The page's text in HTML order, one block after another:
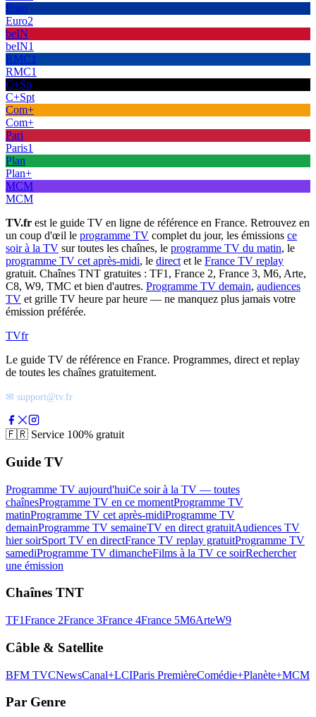
Euro
Euro2
beIN
beIN1
RMC1
RMC1
C+Sp
C+Spt
Com+
Com+
Pari
Paris1
Plan
Plan+
MCM
MCM
TV.fr est le guide TV en ligne de référence en France. Retrouvez en
un coup d'œil le programme TV complet du jour, les émissions ce
soir à la TV sur toutes les chaînes, le programme TV du matin, le
programme TV cet après-midi, le direct et le France TV replay
gratuit. Chaînes TNT gratuites : TF1, France 2, France 3, M6, Arte,
C8, W9, TMC et bien d'autres. Programme TV demain, audiences
TV et grille TV heure par heure — ne manquez plus jamais votre
émission préférée.
TVfr
Le guide TV de référence en France. Programmes, direct et replay
de toutes les chaînes gratuitement.
✉ support@tv.fr
🇫🇷 Service 100% gratuit
Guide TV
Programme TV aujourd'huiCe soir à la TV — toutes
chaînesProgramme TV en ce momentProgramme TV
matinProgramme TV cet après-midiProgramme TV
demainProgramme TV semaineTV en direct gratuitAudiences TV
hier soirSport TV en directFrance TV replay gratuitProgramme TV
samediProgramme TV dimancheFilms à la TV ce soirRechercher
une émission
Chaînes TNT
TF1France 2France 3France 4France 5M6ArteW9
Câble & Satellite
BFM TVCNewsCanal+LCIParis PremièreComédie+Planète+MCM
Par Genre